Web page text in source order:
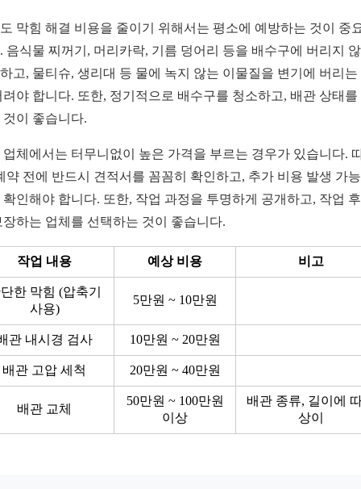
막힘 해결 비용을 줄이기 위해서는 평소에 예방하는 것이 중
음식물 찌꺼기, 머리카락, 기름 덩어리 등을 배수구에 버리지
고, 물티슈, 생리대 등 물에 녹지 않는 이물질을 변기에 버리는
려야 합니다. 또한, 정기적으로 배수구를 청소하고, 배관 상태를
것이 좋습니다.
업체에서는 터무니없이 높은 가격을 부르는 경우가 있습니다.
약 전에 반드시 견적서를 꼼꼼히 확인하고, 추가 비용 발생 가
확인해야 합니다. 또한, 작업 과정을 투명하게 공개하고, 작업
장하는 업체를 선택하는 것이 좋습니다.
작업 내용 예상 비용 비고
한 막힘 (압축기
사용)
5만원 ~ 10만원
관 내시경 검사 10만원 ~ 20만원
배관 고압 세척 20만원 ~ 40만원
배관 교체
50만원 ~ 100만원
이상
배관 종류, 길이에
상이